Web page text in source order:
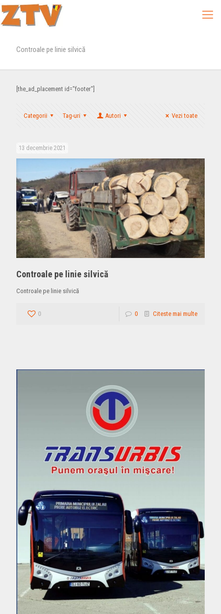
Controale pe linie silvică
[the_ad_placement id="footer"]
Categorii Tag-uri Autori Vezi toate
13 decembrie 2021
Controale pe linie silvică
Controale pe linie silvică
0 0 Citeste mai multe